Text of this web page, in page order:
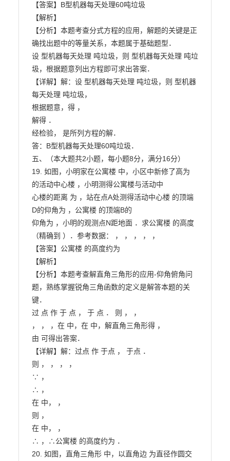
【答案】B型机器每天处理60吨垃圾
【解析】
【分析】本题考查分式方程的应用，解题的关键是正
确找出题中的等量关系，本题属于基础题型．
设 型机器每天处理 吨垃圾，则 型机器每天处理 吨垃
圾，根据题意列出方程即可求出答案．
【详解】解：设 型机器每天处理 吨垃圾，则 型机器
每天处理 吨垃圾，
根据题意，得 ，
解得 ．
经检验， 是所列方程的解．
答：B型机器每天处理60吨垃圾．
五、（本大题共2小题，每小题8分，满分16分）
19. 如图，小明家在公寓楼 中，小区中新修了高为
的活动中心楼 ，小明测得公寓楼与活动中
心楼的距离 为 ，站在点A处测得活动中心楼 的顶端
D的仰角为 ，公寓楼 的顶端B的
仰角为 ，小明的观测点N距地面 ．求公寓楼 的高度
（精确到 ）．参考数据： ， ， ， ， ，
【答案】公寓楼 的高度约为
【解析】
【分析】本题考查解直角三角形的应用-仰角俯角问
题，熟练掌握锐角三角函数的定义是解答本题的关
键．
过 点 作 于 点 ， 于 点 ． 则 ， ，
， ， ，在 中，在 中，解直角三角形得 ，
由 可得出答案．
【详解】解：过点 作 于点 ， 于点 ．
则 ， ， ， ，
∵ ，
∴ ，
在 中， ，
则 ，
在 中， ，
∴ ，∴公寓楼 的高度约为 ．
20. 如图，直角三角形 中，以直角边 为直径作圆交